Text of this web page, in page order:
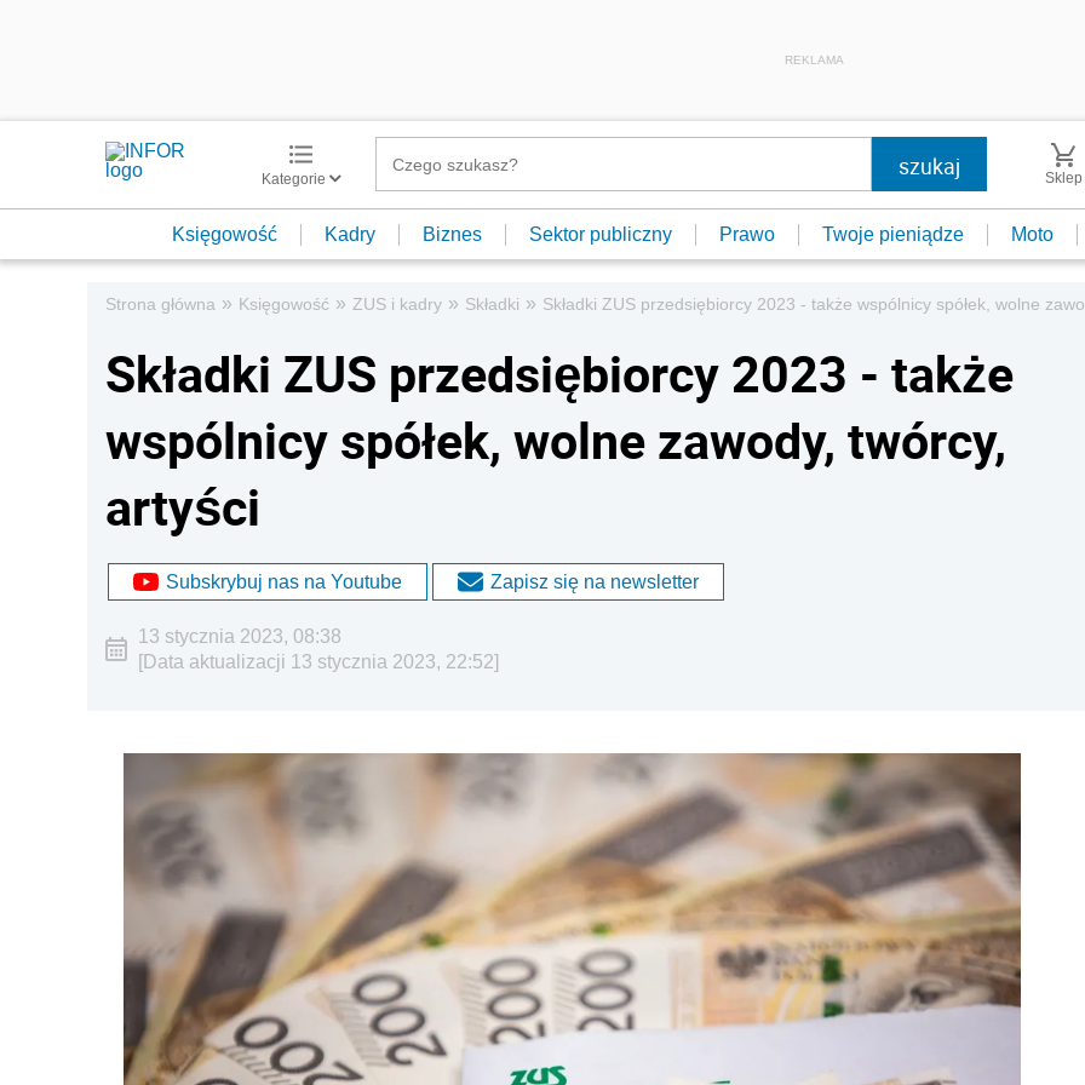
REKLAMA
Kategorie Sklep
Księgowość Kadry Biznes Sektor publiczny Prawo Twoje pieniądze Moto
Strona główna » Księgowość » ZUS i kadry » Składki » Składki ZUS przedsiębiorcy 2023 - także wspólnicy spółek, wolne
Składki ZUS przedsiębiorcy 2023 - także
wspólnicy spółek, wolne zawody, twórcy,
artyści
Subskrybuj nas na Youtube Zapisz się na newsletter
13 stycznia 2023, 08:38
[Data aktualizacji 13 stycznia 2023, 22:52]